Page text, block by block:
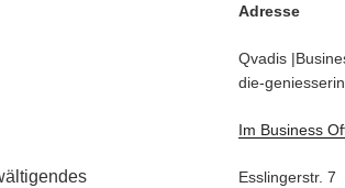
Adresse
Qvadis
die-
Im Business
Esslingerstr. 7